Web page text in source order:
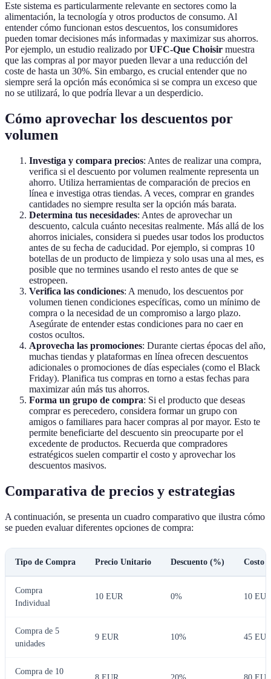
Este sistema es particularmente relevante en sectores como la
alimentación, la tecnología y otros productos de consumo. Al
entender cómo funcionan estos descuentos, los consumidores
pueden tomar decisiones más informadas y maximizar sus ahorros.
Por ejemplo, un estudio realizado porUFC-Que Choisir muestra
que las compras al por mayor pueden llevar a una reducción del
coste de hasta un 30%. Sin embargo, es crucial entender que no
siempre será la opción más económica si se compra un exceso que
no se utilizará, lo que podría llevar a un desperdicio.
Cómo aprovechar los descuentos por
volumen
Investiga y compara precios: Antes de realizar una compra,
verifica si el descuento por volumen realmente representa un
ahorro. Utiliza herramientas de comparación de precios en
línea e investiga otras tiendas. A veces, comprar en grandes
cantidades no siempre resulta ser la opción más barata.
Determina tus necesidades: Antes de aprovechar un
descuento, calcula cuánto necesitas realmente. Más allá de los
ahorros iniciales, considera si puedes usar todos los productos
antes de su fecha de caducidad. Por ejemplo, si compras 10
botellas de un producto de limpieza y solo usas una al mes, es
posible que no termines usando el resto antes de que se
estropeen.
Verifica las condiciones: A menudo, los descuentos por
volumen tienen condiciones específicas, como un mínimo de
compra o la necesidad de un compromiso a largo plazo.
Asegúrate de entender estas condiciones para no caer en
costos ocultos.
Aprovecha las promociones: Durante ciertas épocas del año,
muchas tiendas y plataformas en línea ofrecen descuentos
adicionales o promociones de días especiales (como el Black
Friday). Planifica tus compras en torno a estas fechas para
maximizar aún más tus ahorros.
Forma un grupo de compra: Si el producto que deseas
comprar es perecedero, considera formar un grupo con
amigos o familiares para hacer compras al por mayor. Esto te
permite beneficiarte del descuento sin preocuparte por el
excedente de productos. Recuerda que compradores
estratégicos suelen compartir el costo y aprovechar los
descuentos masivos.
Comparativa de precios y estrategias
A continuación, se presenta un cuadro comparativo que ilustra cómo
se pueden evaluar diferentes opciones de compra:
Tipo de Compra Precio Unitario Descuento (%) Costo
Compra
Individual
10 EUR 0% 10 EUR
Compra de 5
unidades
9 EUR 10% 45 EUR
Compra de 10